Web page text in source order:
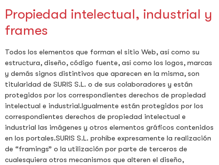
Propiedad intelectual, industrial y
frames
Todos los elementos que forman el sitio Web, así como su
estructura, diseño, código fuente, así como los logos, marcas
y demás signos distintivos que aparecen en la misma, son
titularidad de SURIS S.L. o de sus colaboradores y están
protegidos por los correspondientes derechos de propiedad
intelectual e industrial.Igualmente están protegidos por los
correspondientes derechos de propiedad intelectual e
industrial las imágenes y otros elementos gráficos contenidos
en los portales.SURIS S.L. prohíbe expresamente la realización
de “framings” o la utilización por parte de terceros de
cualesquiera otros mecanismos que alteren el diseño,